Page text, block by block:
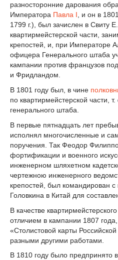
разносторонние дарования
Императора Павла I , и он в
1799 г.), был зачислен в Свиту
квартирмейстерской части,
крепостей, и, при Императоре
офицера Генерального штаба
кампании против французов
и Фридландом.
В 1801 году был, в чине
по квартирмейстерской части,
генерального штаба.
В первые пятнадцать лет
исполнял многочисленные и
поручения. Так Феодор
фортификации и военного
инженерном шляхетном
чертежною инженерного
крепостей, был командирован с
Головкина в Китай для
В качестве
отличием в кампании 1807
«Столистовой карты
разными другими работами.
В 1810 году было предпринято